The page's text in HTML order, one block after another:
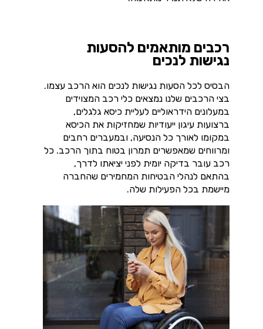
רכבים מותאמים להסעות
נגישות לנכים
הבסיס לכל הסעות נגישות לנכים הוא הרכב עצמו.
בצי הרכבים שלנו נמצאים כלי רכב המצוידים
במעלונים הידראוליים לעליית כיסא גלגלים,
ברצועות עיגון ייעודיות שמחזיקות את הכיסא
במקומו לאורך כל הנסיעה, ובמעברים רחבים
ומרווחים שמאפשרים תמרון בטוח בתוך הרכב. כל
רכב עובר בדיקה יומית לפני יציאתו לדרך,
בהתאם לנהלי הבטיחות המחמירים שהחברה
מיישמת בכל הפעילות שלה.